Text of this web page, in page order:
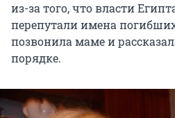
из-за того, что власти
перепутали имена
позвонила маме и
порядке.